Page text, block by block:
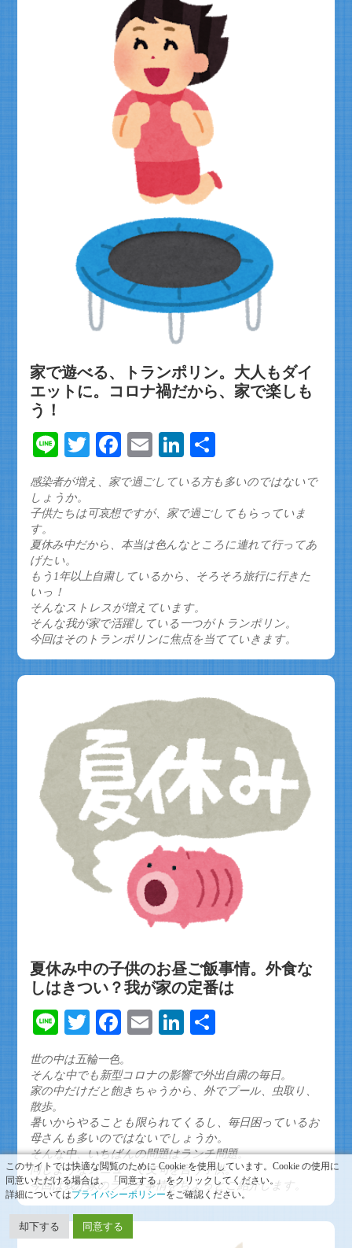
家で遊べる、トランポリン。大人もダイ
エットに。コロナ禍だから、家で楽しも
う！
LineTwitterFacebook
EmailLinkedIn
有
感染者が増え、家で過ごしている方も多いのではないで
しょうか。
子供たちは可哀想ですが、家で過ごしてもらっていま
す。
夏休み中だから、本当は色んなところに連れて行ってあ
げたい。
もう1年以上自粛しているから、そろそろ旅行に行きた
いっ！
そんなストレスが増えています。
そんな我が家で活躍している一つがトランポリン。
今回はそのトランポリンに焦点を当てていきます。
夏休み中の子供のお昼ご飯事情。外食な
しはきつい？我が家の定番は
LineTwitterFacebook
EmailLinkedIn
世の中は五輪一色。
そんな中でも新型コロナの影響で外出自粛の毎日。
家の中だけだと飽きちゃうから、外でプール、虫取り、
散歩。
暑いからやることも限られてくるし、毎日困っているお
母さんも多いのではないでしょうか。
そんな中、いちばんの問題はランチ問題。
同じようなメニューで文句を言う子供。
今回は我が家のランチ事情をちょっとご紹介します。
このサイトでは快適な閲覧のために Cookie を使用しています。Cookie の使用に
同意いただける場合は、「同意する」をクリックしてください。
詳細についてはプライバシーポリシーをご確認ください。
却下する 同意する